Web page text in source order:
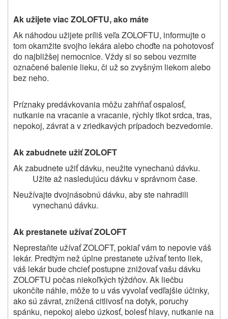
Ak užijete viac ZOLOFTU, ako máte
Ak náhodou užijete príliš veľa ZOLOFTU, informujte o
tom okamžite svojho lekára alebo choďte na pohotovosť
do najbližšej nemocnice. Vždy si so sebou vezmite
označené balenie lieku, či už so zvyšným liekom alebo
bez neho.
Príznaky predávkovania môžu zahŕňať ospalosť,
nutkanie na vracanie a vracanie, rýchly tlkot srdca, tras,
nepokoj, závrat a v zriedkavých prípadoch bezvedomie.
Ak zabudnete užiť ZOLOFT
Ak zabudnete užiť dávku, neužite vynechanú dávku.
Užite až nasledujúcu dávku v správnom čase.
Neužívajte dvojnásobnú dávku, aby ste nahradili
vynechanú dávku.
Ak prestanete užívať ZOLOFT
Neprestaňte užívať ZOLOFT, pokiaľ vám to nepovie váš
lekár. Predtým než úplne prestanete užívať tento liek,
váš lekár bude chcieť postupne znižovať vašu dávku
ZOLOFTU počas niekoľkých týždňov. Ak liečbu
ukončíte náhle, môže to u vás vyvolať vedľajšie účinky,
ako sú závrat, znížená citlivosť na dotyk, poruchy
spánku, nepokoj alebo úzkosť, bolesť hlavy, nutkanie na